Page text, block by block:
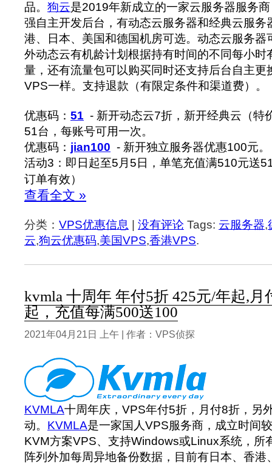
品。 狗云是2019年新成立的一家云服务器服务
强自主开发后台，有动态云服务器和经典云服务
港、日本、美国和德国机房可选。动态云服务器
外动态云有机龄计划根据持有时间的不同每小时
量，还有流量包可以购买同时还支持后台自主更
VPS一样。支持退款（有限定条件和渠道费）。
优惠码： 51 - 新开动态云7折，新开经典云（特
51台，每账号可用一次。
优惠码： jian100 - 新开独立服务器优惠100元。
活动3：即日起至5月5日，单笔充值满510元送
订单有效）
查看全文 »
分类： VPS优惠信息 没有评论 Tags: 云服务器,
云,狗云优惠码,美国VPS,香港VPS.
kvmla 十周年 年付5折 425元/年起,月
起，充值每满500送100
2021年04月21日 上午 | 作者：VPS侦探
KVMLA十周年庆，VPS年付5折，月付8折，另
动。 KVMLA是一家国人VPS服务商，成立时间
KVM方案VPS、支持Windows或Linux系统，所
阵列外加每周异地备份数据，目前有日本、香港